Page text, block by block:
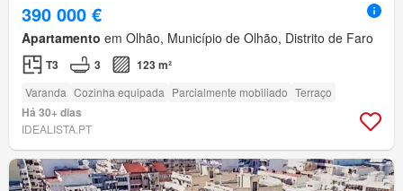
390 000 €
Apartamento em Olhão, Município de Olhão, Distrito de Faro
T3 3 123 m²
Varanda Cozinha equipada Parcialmente mobiliado Terraço
Há 30+ dias
IDEALISTA.PT